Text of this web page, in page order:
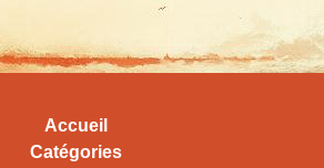
Accueil
Catégories